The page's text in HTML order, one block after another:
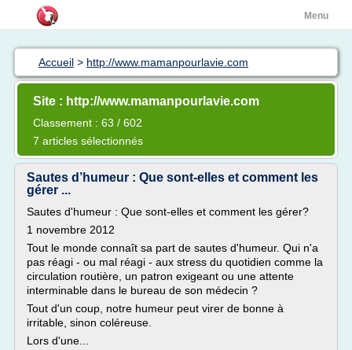
Menu
Accueil > http://www.mamanpourlavie.com
Site : http://www.mamanpourlavie.com
Classement : 63 / 602
7 articles sélectionnés
Sautes d’humeur : Que sont-elles et comment les
gérer ...
Sautes d'humeur : Que sont-elles et comment les gérer?
1 novembre 2012
Tout le monde connaît sa part de sautes d'humeur. Qui n'a
pas réagi - ou mal réagi - aux stress du quotidien comme la
circulation routière, un patron exigeant ou une attente
interminable dans le bureau de son médecin ?
Tout d'un coup, notre humeur peut virer de bonne à
irritable, sinon coléreuse.
Lors d'une...